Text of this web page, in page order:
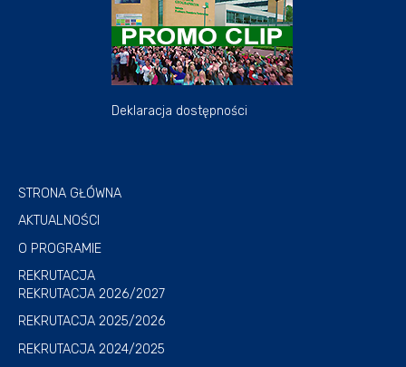
Deklaracja dostępności
STRONA GŁÓWNA
AKTUALNOŚCI
O PROGRAMIE
REKRUTACJA
REKRUTACJA 2026/2027
REKRUTACJA 2025/2026
REKRUTACJA 2024/2025